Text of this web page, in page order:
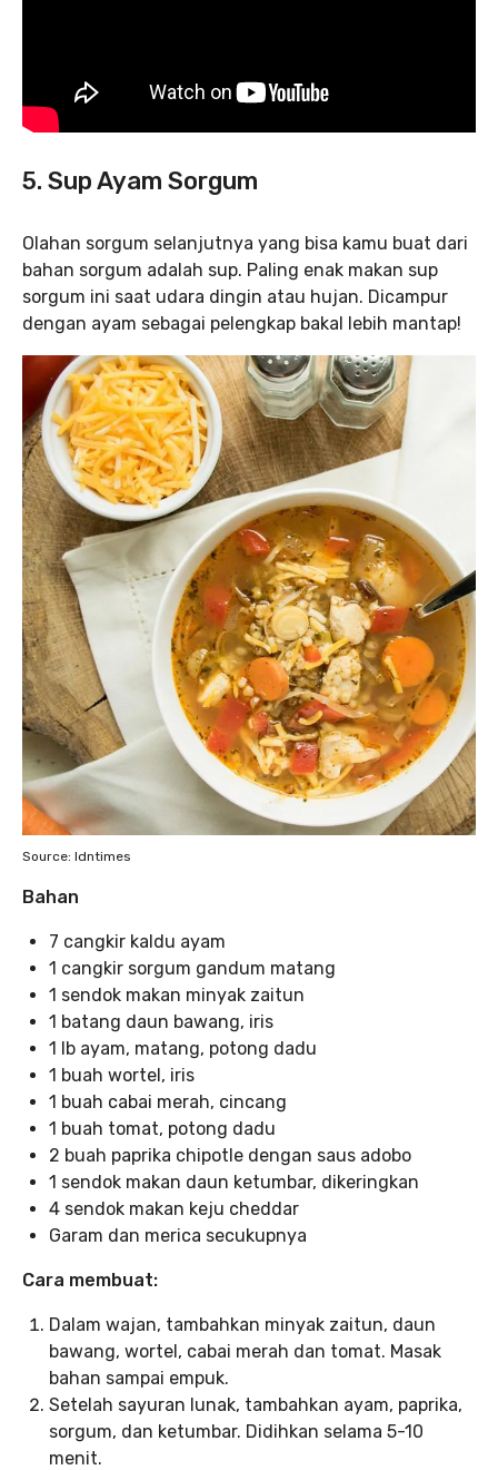
5. Sup Ayam Sorgum
Olahan sorgum selanjutnya yang bisa kamu buat dari
bahan sorgum adalah sup. Paling enak makan sup
sorgum ini saat udara dingin atau hujan. Dicampur
dengan ayam sebagai pelengkap bakal lebih mantap!
Source: Idntimes
Bahan
7 cangkir kaldu ayam
1 cangkir sorgum gandum matang
1 sendok makan minyak zaitun
1 batang daun bawang, iris
1 lb ayam, matang, potong dadu
1 buah wortel, iris
1 buah cabai merah, cincang
1 buah tomat, potong dadu
2 buah paprika chipotle dengan saus adobo
1 sendok makan daun ketumbar, dikeringkan
4 sendok makan keju cheddar
Garam dan merica secukupnya
Cara membuat:
Dalam wajan, tambahkan minyak zaitun, daun
bawang, wortel, cabai merah dan tomat. Masak
bahan sampai empuk.
Setelah sayuran lunak, tambahkan ayam, paprika,
sorgum, dan ketumbar. Didihkan selama 5-10
menit.